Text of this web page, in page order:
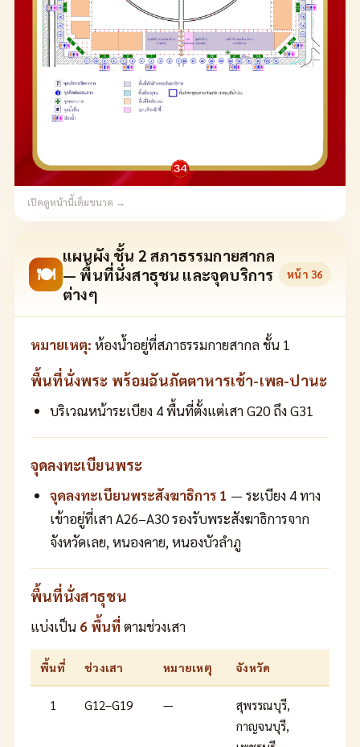
เปิดดูหน้านี้เต็มขนาด →
🍽
แผนผัง ชั้น 2 สภาธรรมกายสากล
— พื้นที่นั่งสาธุชน และจุดบริการ
ต่างๆ
หน้า 36
หมายเหตุ: ห้องน้ำอยู่ที่สภาธรรมกายสากล ชั้น 1
พื้นที่นั่งพระ พร้อมฉันภัตตาหารเช้า-เพล-ปานะ
บริเวณหน้าระเบียง 4 พื้นที่ตั้งแต่เสา G20 ถึง G31
จุดลงทะเบียนพระ
จุดลงทะเบียนพระสังฆาธิการ 1 — ระเบียง 4 ทาง
เข้าอยู่ที่เสา A26–A30 รองรับพระสังฆาธิการจาก
จังหวัดเลย, หนองคาย, หนองบัวลำภู
พื้นที่นั่งสาธุชน
แบ่งเป็น 6 พื้นที่ตามช่วงเสา
พื้นที่ ช่วงเสา หมายเหตุ จังหวัด
1 G12–G19 —
สุพรรณบุรี,
กาญจนบุรี,